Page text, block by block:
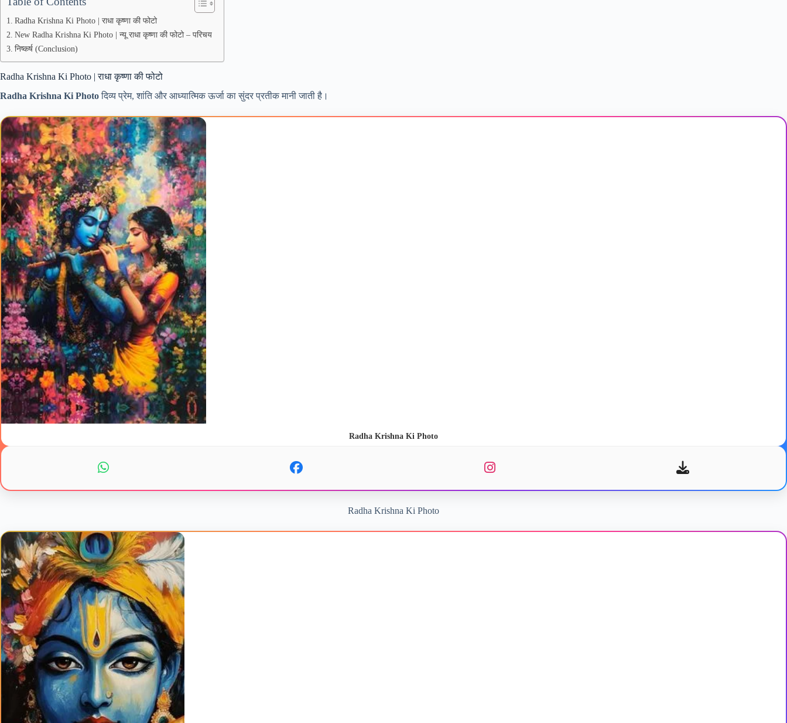
Radha Krishna Ki Photo | राधा कृष्णा की फोटो
New Radha Krishna Ki Photo | न्यू राधा कृष्णा की फोटो – परिचय
निष्कर्ष (Conclusion)
Radha Krishna Ki Photo | राधा कृष्णा की फोटो
Radha Krishna Ki Photoदिव्य प्रेम, शांति और आध्यात्मिक ऊर्जा का सुंदर प्रतीक मानी जाती है।
Radha Krishna Ki Photo
Radha Krishna Ki Photo